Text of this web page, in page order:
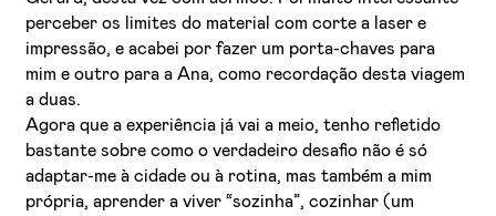
perceber os limites do material com corte a laser e
impressão, e acabei por fazer um porta-chaves para
mim e outro para a Ana, como recordação desta viagem
a duas.
Agora que a experiência já vai a meio, tenho refletido
bastante sobre como o verdadeiro desafio não é só
adaptar-me à cidade ou à rotina, mas também a mim
própria, aprender a viver “sozinha”, cozinhar (um